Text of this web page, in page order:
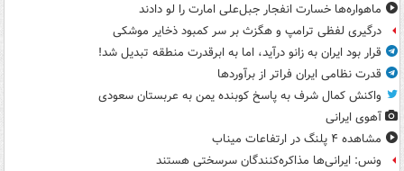
ماهواره‌ها خسارت انفجار جبل‌علی امارت را لو دادند
درگیری لفظی ترامپ و هگزث بر سر کمبود ذخایر موشکی
قرار بود ایران به زانو درآید، اما به ابرقدرت منطقه تبدیل شد!
قدرت نظامی ایران فراتر از برآوردها
واکنش کمال شرف به پاسخ کوبنده یمن به عربستان سعودی
آهوی ایرانی
مشاهده ۴ پلنگ در ارتفاعات میناب
ونس: ایرانی‌ها مذاکره‌کنندگان سرسختی هستند